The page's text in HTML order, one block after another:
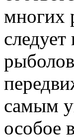
многих
самым
особое